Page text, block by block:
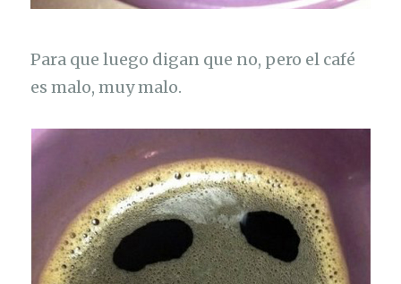
Para que luego digan que no, pero el café
es malo, muy malo.